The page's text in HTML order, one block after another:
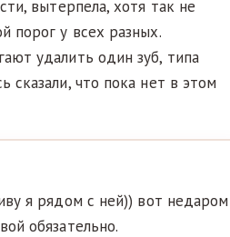
вытерпела, хотя так не
порог у всех разных.
удалить один зуб, типа
сказали, что пока нет в этом
я рядом с ней)) вот недаром
обязательно.